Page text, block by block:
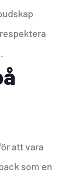
att vara
som en